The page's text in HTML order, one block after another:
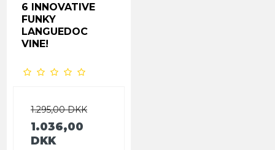
6 INNOVATIVE
FUNKY
LANGUEDOC
VINE!
1.295,00 DKK
1.036,00
DKK